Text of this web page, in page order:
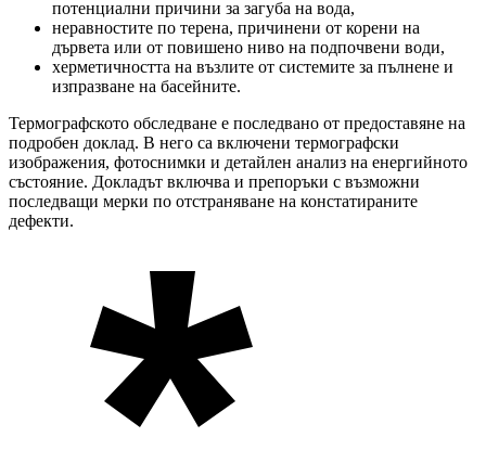
потенциални причини за загуба на вода,
неравностите по терена, причинени от корени на
дървета или от повишено ниво на подпочвени води,
херметичността на възлите от системите за пълнене и
изпразване на басейните.
Термографското обследване е последвано от предоставяне на
подробен доклад. В него са включени термографски
изображения, фотоснимки и детайлен анализ на енергийното
състояние. Докладът включва и препоръки с възможни
последващи мерки по отстраняване на констатираните
дефекти.